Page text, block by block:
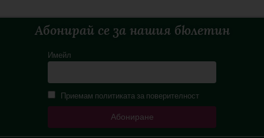
Абонирай се за нашия бюлетин
Имейл
Приемам политиката за поверителност